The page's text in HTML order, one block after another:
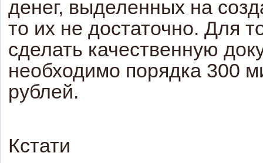
денег, выделенных на
то их не достаточно. Для
сделать качественную
необходимо порядка 300
рублей.
Кстати